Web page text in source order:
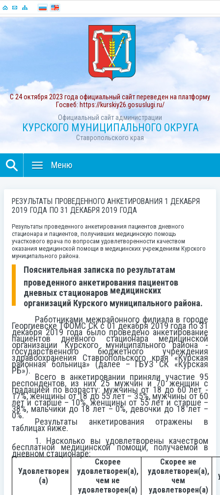
С 24 октября 2023 года официальный сайт переведен на платформу
Госвеб: https://kurskiy26.gosuslugi.ru/
Официальный сайт администрации
КУРСКОГО МУНИЦИПАЛЬНОГО ОКРУГА
Ставропольского края
Меню
РЕЗУЛЬТАТЫ ПРОВЕДЕННОГО АНКЕТИРОВАНИЯ 1 ДЕКАБРЯ
2019 ГОДА ПО 31 ДЕКАБРЯ 2019 ГОДА
Результаты проведенного анкетирования пациентов дневного
стационара и пациентов, получивших медицинскую помощь
участкового врача по вопросам удовлетворенности качеством
оказания медицинской помощи в медицинских учреждениям Курского
муниципального района.
Пояснительная записка по результатам
проведенного анкетирования пациентов
дневных стационаров медицинских
организаций Курского муниципального района.
Работниками межрайонного филиала в городе
Георгиевске ТФОМС СК с 01 декабря 2019 года по 31
декабря 2019 года было проведено анкетирование
пациентов дневного стационара медицинской
организации Курского муниципального района -
государственного бюджетного учреждения
здравоохранения Ставропольского края «Курская
районная больница» (далее – ГБУЗ СК «Курская
РБ»).
Всего в анкетировании приняли участие 95
респондентов, из них 25 мужчин и 70 женщин с
градацией по возрасту: мужчины от 18 до 60 лет -
17%, женщины от 18 до 55 лет – 35%, мужчины от 60
лет и старше – 10%, женщины от 55 лет и старше –
38%, мальчики до 18 лет – 0%, девочки до 18 лет –
0%.
Результаты анкетирования отражены в
таблицах ниже.
1. Насколько вы удовлетворены качеством
бесплатной медицинской помощи, получаемой в
дневном стационаре:
Удовлетворен
(а)
Скорее
удовлетворен(а),
чем не
удовлетворен(а)
Скорее не
удовлетворен(а),
чем
удовлетворен(а)